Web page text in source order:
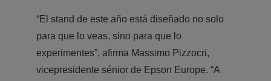
“El stand de este año está diseñado no solo
para que lo veas, sino para que lo
experimentes”, afirma Massimo Pizzocri,
vicepresidente sénior de Epson Europe. “A